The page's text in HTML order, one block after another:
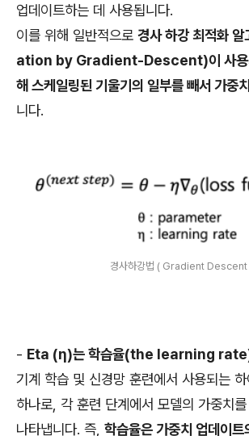
업데이트하는 데 사용됩니다.
이를 위해 일반적으로 경사 하강 최적화
ation by Gradient-Descent)이 사용
해 스케일링된 기울기의 일부를 빼서 가중
니다.
경사하강법 ( Gradient Descent
- Eta (η)는 학습율(the learning
기계 학습 및 신경망 훈련에서 사용되는
하나로, 각 훈련 단계에서 모델의 가중치
나타냅니다. 즉, 학습율은 가중치 업데이